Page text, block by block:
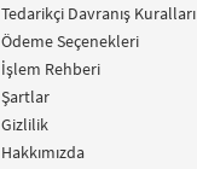
Tedarikçi Davranış Kuralları
Ödeme Seçenekleri
İşlem Rehberi
Şartlar
Gizlilik
Hakkımızda